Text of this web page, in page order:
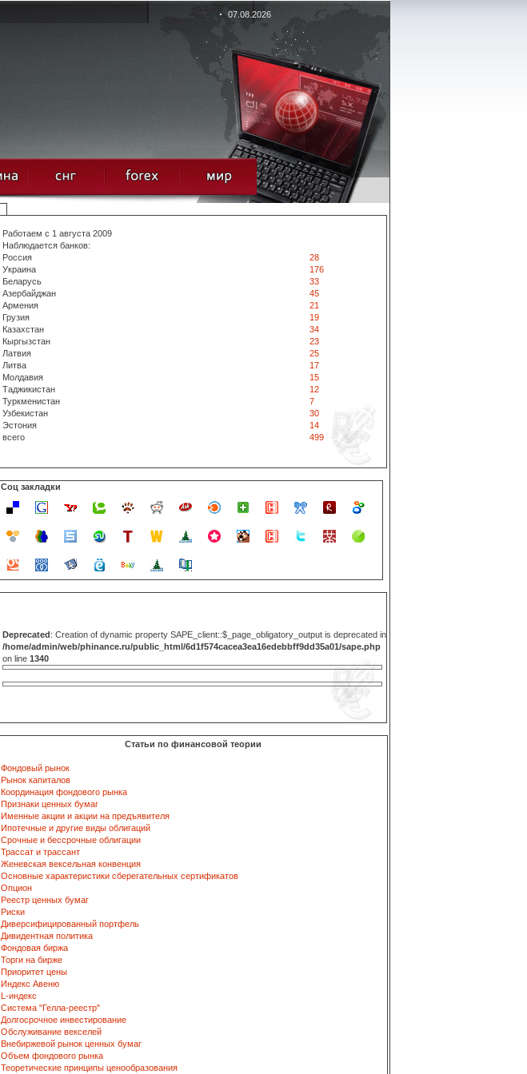
07.08.2026
Работаем с 1 августа 2009
Наблюдается банков:
Россия
28
Украина
176
Беларусь
33
Азербайджан
45
Армения
21
Грузия
19
Казахстан
34
Кыргызстан
23
Латвия
25
Литва
17
Молдавия
15
Таджикистан
12
Туркменистан
7
Узбекистан
30
Эстония
14
всего
499
Соц закладки
Deprecated: Creation of dynamic property SAPE_client::$_page_obligatory_output is deprecated in
/home/admin/web/phinance.ru/public_html/6d1f574cacea3ea16edebbff9dd35a01/sape.php
on line 1340
Статьи по финансовой теории
Фондовый рынок
Рынок капиталов
Координация фондового рынка
Признаки ценных бумаг
Именные акции и акции на предъявителя
Ипотечные и другие виды облигаций
Срочные и бессрочные облигации
Трассат и трассант
Женевская вексельная конвенция
Основные характеристики сберегательных сертификатов
Опцион
Реестр ценных бумаг
Риски
Диверсифицированный портфель
Дивидентная политика
Фондовая биржа
Торги на бирже
Приоритет цены
Индекс Авеню
L-индекс
Система "Гелла-реестр"
Долгосрочное инвестирование
Обслуживание векселей
Внебиржевой рынок ценных бумаг
Объем фондового рынка
Теоретические принципы ценообразования